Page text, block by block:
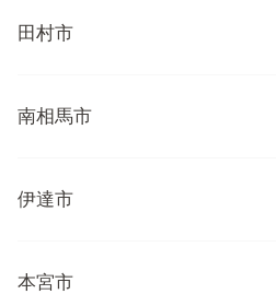
田村市
南相馬市
伊達市
本宮市